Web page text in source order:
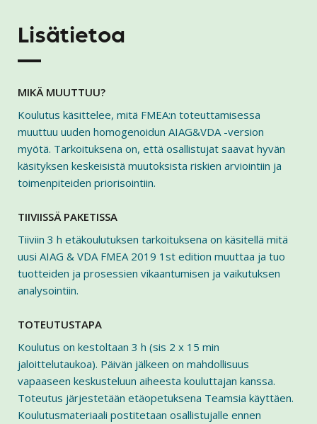
Lisätietoa
MIKÄ MUUTTUU?
Koulutus käsittelee, mitä FMEA:n toteuttamisessa
muuttuu uuden homogenoidun AIAG&VDA -version
myötä. Tarkoituksena on, että osallistujat saavat hyvän
käsityksen keskeisistä muutoksista riskien arviointiin ja
toimenpiteiden priorisointiin.
TIIVIISSÄ PAKETISSA
Tiiviin 3 h etäkoulutuksen tarkoituksena on käsitellä mitä
uusi AIAG & VDA FMEA 2019 1st edition muuttaa ja tuo
tuotteiden ja prosessien vikaantumisen ja vaikutuksen
analysointiin.
TOTEUTUSTAPA
Koulutus on kestoltaan 3 h (sis 2 x 15 min
jaloittelutaukoa). Päivän jälkeen on mahdollisuus
vapaaseen keskusteluun aiheesta kouluttajan kanssa.
Toteutus järjestetään etäopetuksena Teamsia käyttäen.
Koulutusmateriaali postitetaan osallistujalle ennen